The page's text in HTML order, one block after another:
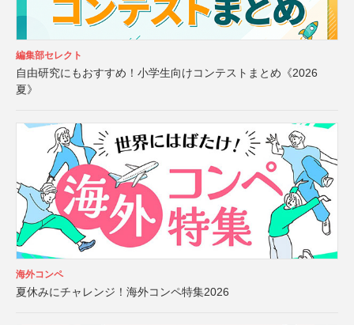
編集部セレクト
自由研究にもおすすめ！小学生向けコンテストまとめ《2026
夏》
海外コンペ
夏休みにチャレンジ！海外コンペ特集2026